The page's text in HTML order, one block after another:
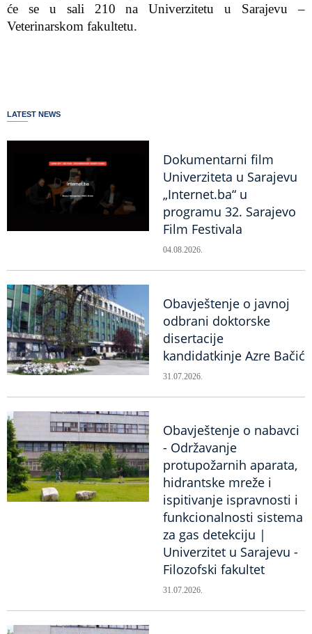
će se u sali 210 naUniverzitetu u Sarajevu –
Veterinarskom fakultetu.
LATEST NEWS
Dokumentarni film
Univerziteta u Sarajevu
„Internet.ba“ u
programu 32. Sarajevo
Film Festivala
04.08.2026.
Obavještenje o javnoj
odbrani doktorske
disertacije
kandidatkinje Azre Bačić
31.07.2026.
Obavještenje o nabavci
- Održavanje
protupožarnih aparata,
hidrantske mreže i
ispitivanje ispravnosti i
funkcionalnosti sistema
za gas detekciju |
Univerzitet u Sarajevu -
Filozofski fakultet
31.07.2026.